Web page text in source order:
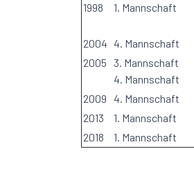
1998
1. Mannschaft
2004 4. Mannschaft
2005 3. Mannschaft
4. Mannschaft
2009 4. Mannschaft
2013
1. Mannschaft
2018
1. Mannschaft